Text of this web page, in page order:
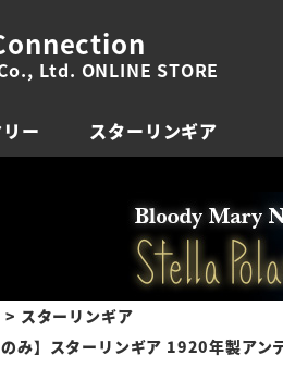
Ltd. ONLINE STORE
ー スターリンギア
スターリンギア
み】スターリンギア 1920年製アンティ